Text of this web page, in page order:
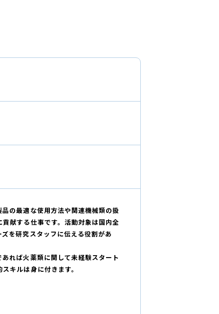
の最適な使用方法や関連機械類の扱
献する仕事です。活動対象は国内全
を研究スタッフに伝える役割があ
れば火薬類に関して未経験スタート
キルは身に付きます。